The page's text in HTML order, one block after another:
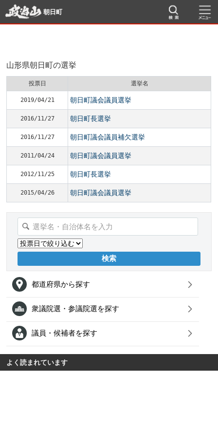
朝日町
山形県朝日町の選挙
投票日 選挙名
2019/04/21 朝日町議会議員選挙
2016/11/27 朝日町長選挙
2016/11/27 朝日町議会議員補欠選挙
2011/04/24 朝日町議会議員選挙
2012/11/25 朝日町長選挙
2015/04/26 朝日町議会議員選挙
都道府県から探す
衆議院選・参議院選を探す
議員・候補者を探す
よく読まれています